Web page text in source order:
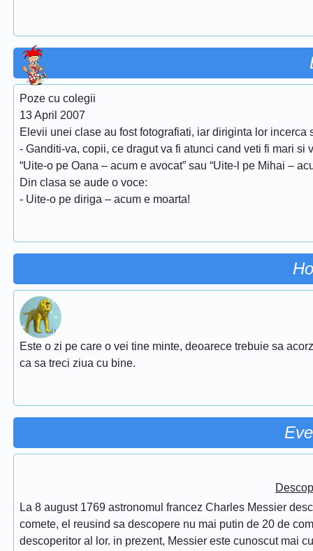
Poze cu colegii
13 April 2007
Elevii unei clase au fost fotografiati, iar diriginta lor incerca
- Ganditi-va, copii, ce dragut va fi atunci cand veti fi mari si
“Uite-o pe Oana – acum e avocat” sau “Uite-l pe Mihai –
Din clasa se aude o voce:
- Uite-o pe diriga – acum e moarta!
Este o zi pe care o vei tine minte, deoarece trebuie sa
ca sa treci ziua cu bine.
La 8 august 1769 astronomul francez Charles Messier
comete, el reusind sa descopere nu mai putin de 20 de
descoperitor al lor. in prezent, Messier este cunoscut mai